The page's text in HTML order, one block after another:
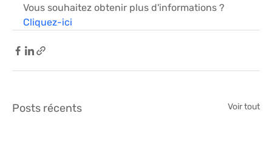
Vous souhaitez obtenir plus d'informations ?
Cliquez-ici
Posts récents Voir tout